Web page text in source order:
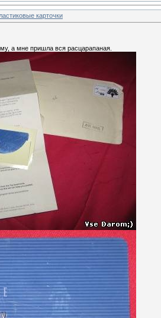
карточки
а мне пришла вся расцарапаная.